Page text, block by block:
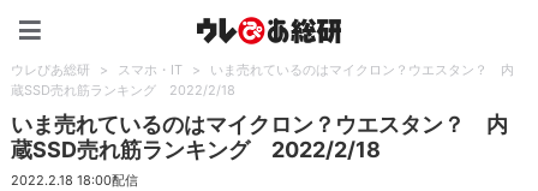
ウレぴあ総研 > スマホ・IT >
いま売れているのはマイクロン？ウエスタン？ 内
蔵SSD売れ筋ランキング 2022/2/18
いま売れているのはマイクロン？ウエスタン？ 内
蔵SSD売れ筋ランキング 2022/2/18
2022.2.18 18:00配信